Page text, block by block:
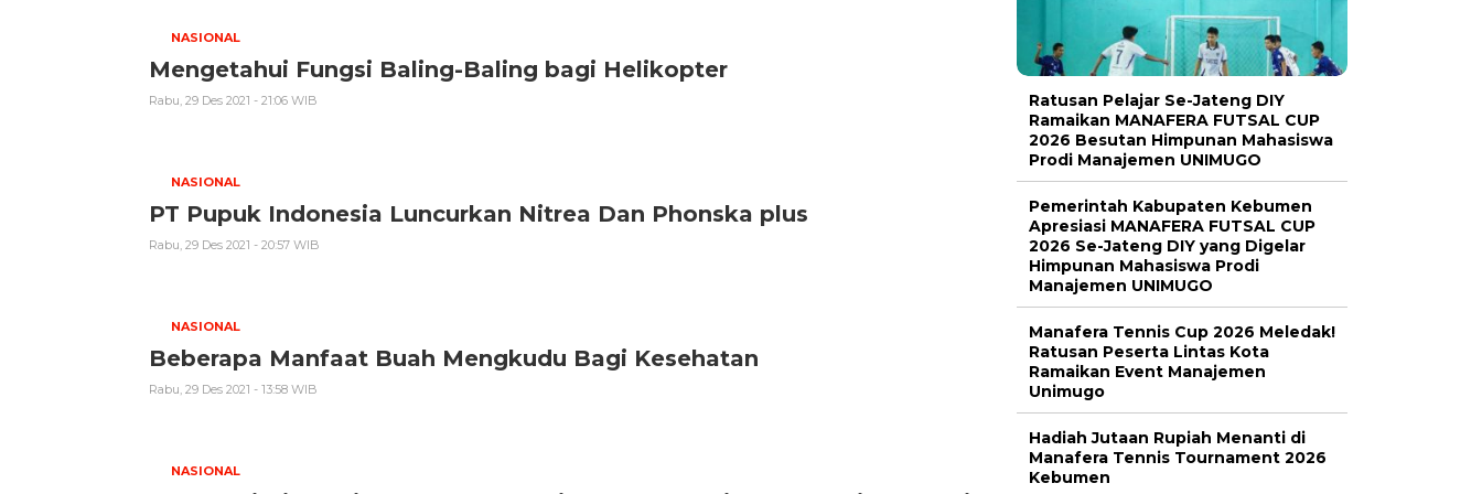
NASIONAL
Mengetahui Fungsi Baling-Baling bagi Helikopter
Rabu, 29 Des 2021 - 21:06 WIB
NASIONAL
PT Pupuk Indonesia Luncurkan Nitrea Dan Phonska plus
Rabu, 29 Des 2021 - 20:57 WIB
NASIONAL
Beberapa Manfaat Buah Mengkudu Bagi Kesehatan
Rabu, 29 Des 2021 - 13:58 WIB
NASIONAL
Ratusan Pelajar Se-Jateng DIY
Ramaikan MANAFERA FUTSAL CUP
2026 Besutan Himpunan Mahasiswa
Prodi Manajemen UNIMUGO
Pemerintah Kabupaten Kebumen
Apresiasi MANAFERA FUTSAL CUP
2026 Se-Jateng DIY yang Digelar
Himpunan Mahasiswa Prodi
Manajemen UNIMUGO
Manafera Tennis Cup 2026 Meledak!
Ratusan Peserta Lintas Kota
Ramaikan Event Manajemen
Unimugo
Hadiah Jutaan Rupiah Menanti di
Manafera Tennis Tournament 2026
Kebumen